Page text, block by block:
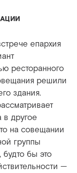
епархия
ресторанного
решили
здания.
в другое
на совещании
группы
бы это
—